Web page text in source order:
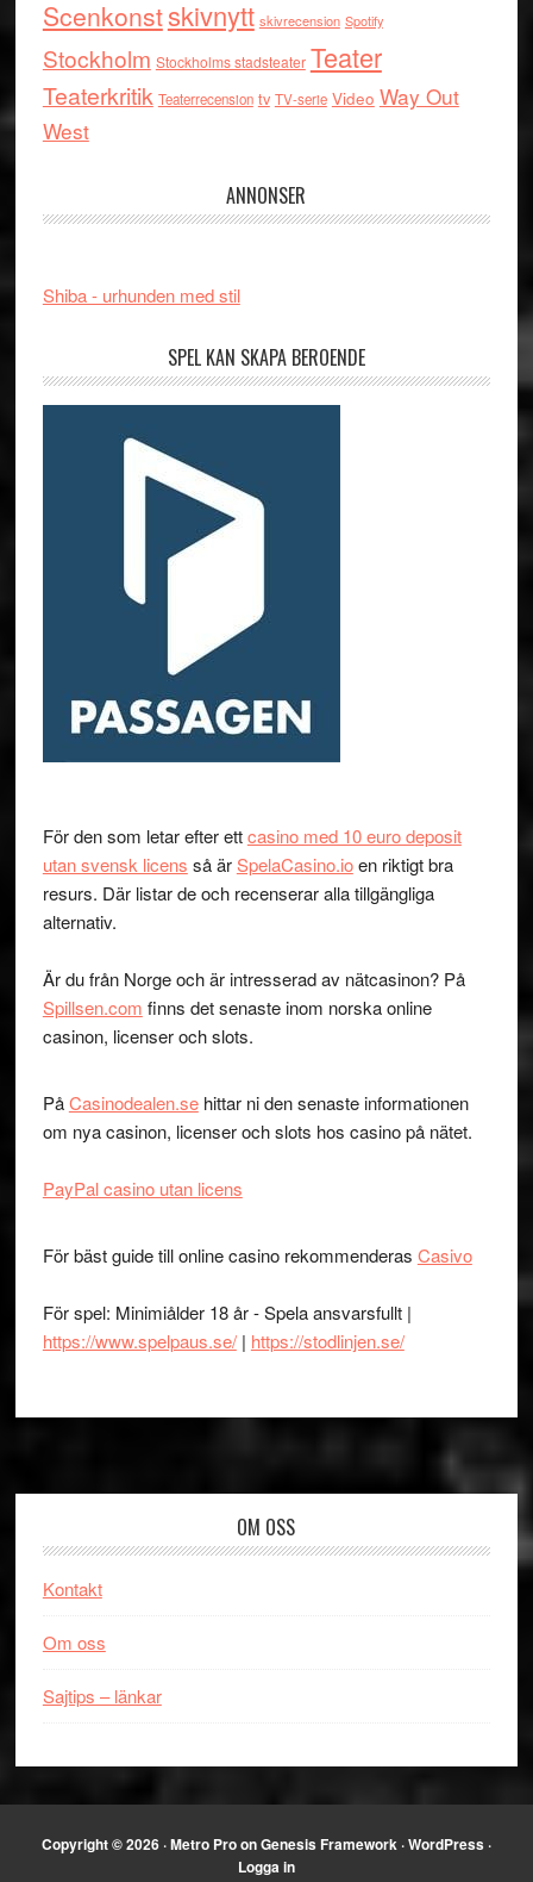
Scenkonstskivnytt skivrecension Spotify
Stockholm Stockholms stadsteater Teater
Teaterkritik Teaterrecension tv TV-serie Video Way Out
West
ANNONSER
Shiba - urhunden med stil
SPEL KAN SKAPA BEROENDE
För den som letar efter ettcasino med 10 euro deposit
utan svensk licens så ärSpelaCasino.ioen riktigt bra
resurs. Där listar de och recenserar alla tillgängliga
alternativ.
Är du från Norge och är intresserad av nätcasinon? På
Spillsen.com finns det senaste inom norska online
casinon, licenser och slots.
PåCasinodealen.sehittar ni den senaste informationen
om nya casinon, licenser och slots hos casino på nätet.
PayPal casino utan licens
För bäst guide till online casino rekommenderas Casivo
För spel: Minimiålder 18 år - Spela ansvarsfullt |
https://www.spelpaus.se/| https://stodlinjen.se/
OM OSS
Kontakt
Om oss
Sajtips – länkar
Copyright © 2026 ·Metro ProonGenesis Framework ·WordPress ·
Logga in